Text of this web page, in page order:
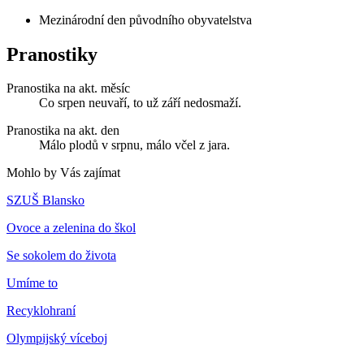
Mezinárodní den původního obyvatelstva
Pranostiky
Pranostika na akt. měsíc
Co srpen neuvaří, to už září nedosmaží.
Pranostika na akt. den
Málo plodů v srpnu, málo včel z jara.
Mohlo by Vás zajímat
SZUŠ Blansko
Ovoce a zelenina do škol
Se sokolem do života
Umíme to
Recyklohraní
Olympijský víceboj